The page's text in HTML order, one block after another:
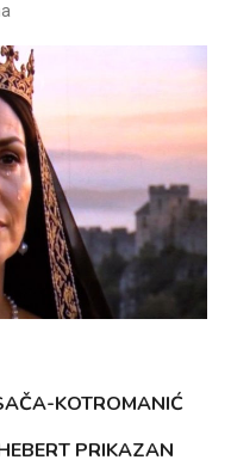
KOTROMANIĆ
PRIKAZAN